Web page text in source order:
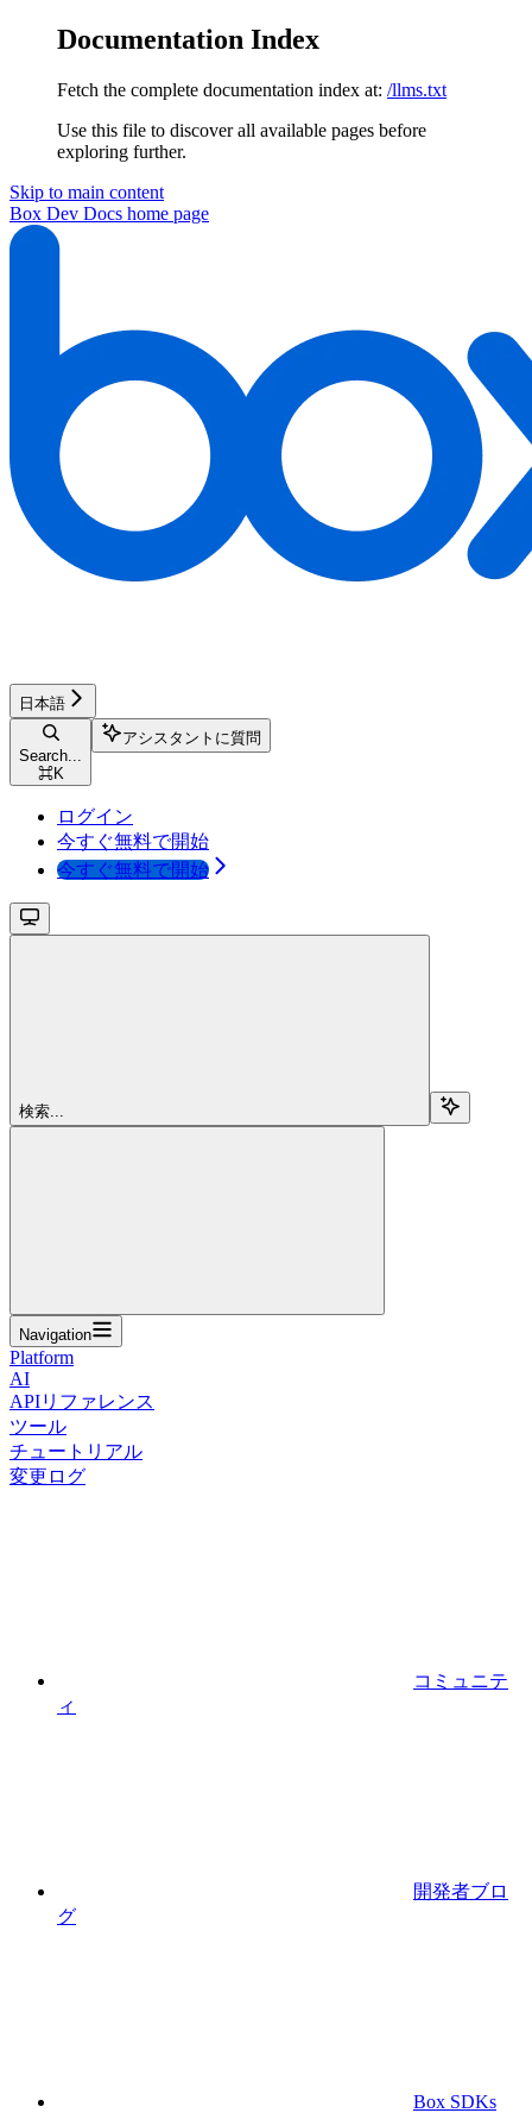
Documentation Index
Fetch the complete documentation index at: /llms.txt
Use this file to discover all available pages before
exploring further.
Skip to main content
Box Dev Docs home page
日本語
Search...
⌘K
アシスタントに質問
ログイン
今すぐ無料で開始
今すぐ無料で開始
検索...
Navigation
Platform
AI
APIリファレンス
ツール
チュートリアル
変更ログ
コミュニテ
ィ
開発者ブロ
グ
Box SDKs